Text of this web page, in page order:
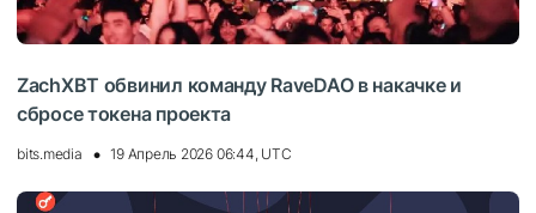
ZachXBT обвинил команду RaveDAO в накачке и
сбросе токена проекта
bits.media 19 Апрель 2026 06:44, UTC